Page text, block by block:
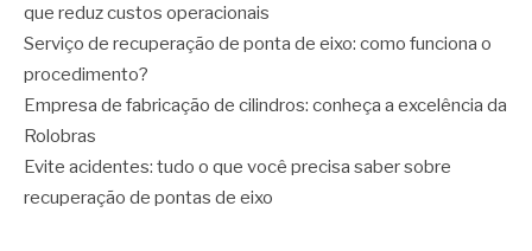
que reduz custos operacionais
Serviço de recuperação de ponta de eixo: como funciona o
procedimento?
Empresa de fabricação de cilindros: conheça a excelência da
Rolobras
Evite acidentes: tudo o que você precisa saber sobre
recuperação de pontas de eixo